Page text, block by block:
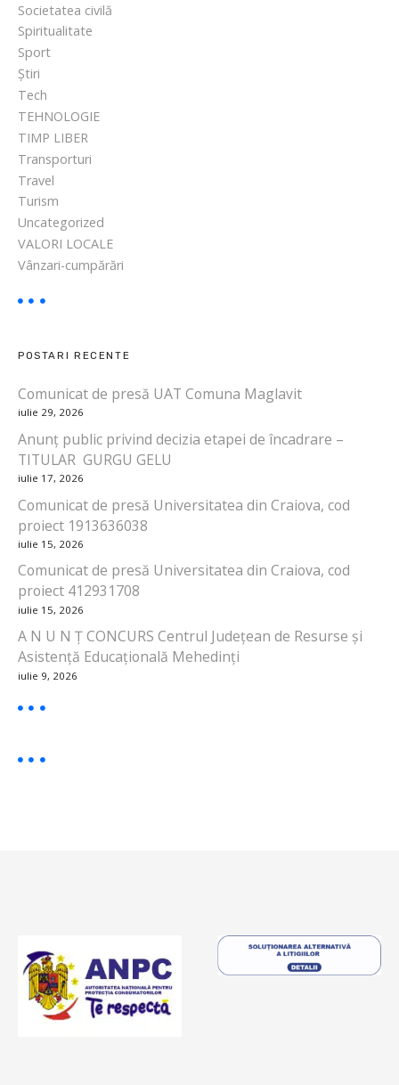
Societatea civilă
Spiritualitate
Sport
Știri
Tech
TEHNOLOGIE
TIMP LIBER
Transporturi
Travel
Turism
Uncategorized
VALORI LOCALE
Vânzari-cumpărări
POSTARI RECENTE
Comunicat de presă UAT Comuna Maglavit
iulie 29, 2026
Anunț public privind decizia etapei de încadrare –
TITULAR GURGU GELU
iulie 17, 2026
Comunicat de presă Universitatea din Craiova, cod
proiect 1913636038
iulie 15, 2026
Comunicat de presă Universitatea din Craiova, cod
proiect 412931708
iulie 15, 2026
A N U N Ț CONCURS Centrul Județean de Resurse și
Asistență Educațională Mehedinți
iulie 9, 2026